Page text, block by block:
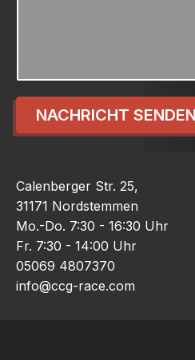
NACHRICHT SENDEN
Calenberger Str. 25,
31171 Nordstemmen
Mo.-Do. 7:30 - 16:30 Uhr
Fr. 7:30 - 14:00 Uhr
05069 4807370
info@ccg-race.com